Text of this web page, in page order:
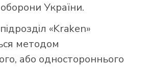
України.
«Kraken»
методом
або одностороннього